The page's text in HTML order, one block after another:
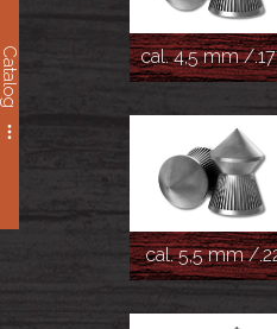
Catalog cal. 4,5 mm /
cal. 5,5 mm /